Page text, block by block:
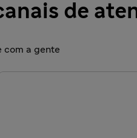
de
com a gente